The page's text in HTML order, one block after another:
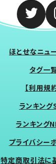
ほとせなニュ
タグ一
【利用規
ランキング
ランキング
プライバシー
特定商取引法に